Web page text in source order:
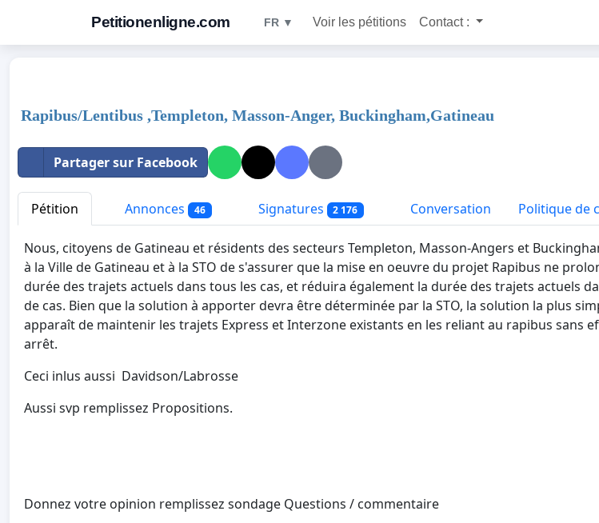
Petitionenligne.com FR ▼ Voir les pétitions Contact :
Rapibus/Lentibus ,Templeton, Masson-Anger, Buckingham,Gatineau
Partager sur Facebook
Pétition Annonces 46 Signatures 2 176 Conversation Politique de
Nous, citoyens de Gatineau et résidents des secteurs Templeton, Masson-Angers et
à la Ville de Gatineau et à la STO de s'assurer que la mise en oeuvre du projet Rapibus ne
durée des trajets actuels dans tous les cas, et réduira également la durée des trajets actuels
de cas. Bien que la solution à apporter devra être déterminée par la STO, la solution la plus
apparaît de maintenir les trajets Express et Interzone existants en les reliant au rapibus sans
arrêt.
Ceci inlus aussi Davidson/Labrosse
Aussi svp remplissez Propositions.
Donnez votre opinion remplissez sondage Questions / commentaire